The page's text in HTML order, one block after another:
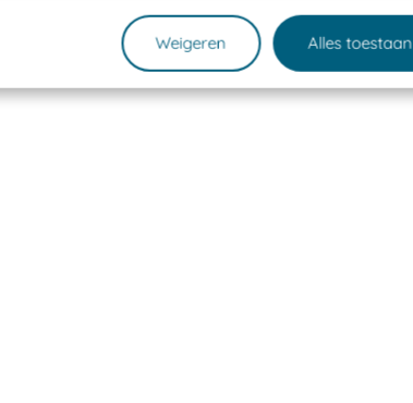
Weigeren Alles toestaan